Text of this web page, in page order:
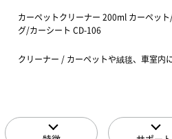
カーペットクリーナー 200ml カーペッ
グ/カーシート CD-106
クリーナー / カーペットや絨毯、車室内